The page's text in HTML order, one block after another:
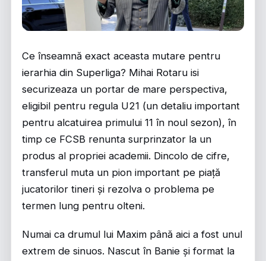
Ce înseamnă exact aceasta mutare pentru
ierarhia din Superliga? Mihai Rotaru isi
securizeaza un portar de mare perspectiva,
eligibil pentru regula U21 (un detaliu important
pentru alcatuirea primului 11 în noul sezon), în
timp ce FCSB renunta surprinzator la un
produs al propriei academii. Dincolo de cifre,
transferul muta un pion important pe piață
jucatorilor tineri și rezolva o problema pe
termen lung pentru olteni.
Numai ca drumul lui Maxim până aici a fost unul
extrem de sinuos. Nascut în Banie și format la